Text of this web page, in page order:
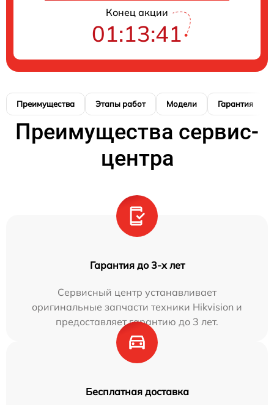
Конец акции
01:13:40
Преимущества Этапы работ Модели Гарантия
Преимущества сервис-
центра
Гарантия до 3-х лет
Сервисный центр устанавливает
оригинальные запчасти техники Hikvision и
предоставляет гарантию до 3 лет.
Бесплатная доставка